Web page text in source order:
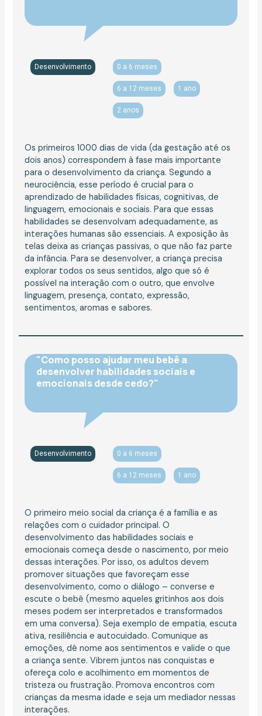
Desenvolvimento 0 a 6 meses
6 a 12 meses 1 ano
2 anos
Os primeiros 1000 dias de vida (da gestação até os
dois anos) correspondem à fase mais importante
para o desenvolvimento da criança. Segundo a
neurociência, esse período é crucial para o
aprendizado de habilidades físicas, cognitivas, de
linguagem, emocionais e sociais. Para que essas
habilidades se desenvolvam adequadamente, as
interações humanas são essenciais. A exposição às
telas deixa as crianças passivas, o que não faz parte
da infância. Para se desenvolver, a criança precisa
explorar todos os seus sentidos, algo que só é
possível na interação com o outro, que envolve
linguagem, presença, contato, expressão,
sentimentos, aromas e sabores.
"Como posso ajudar meu bebê a
desenvolver habilidades sociais e
emocionais desde cedo?"
Desenvolvimento 0 a 6 meses
6 a 12 meses 1 ano
O primeiro meio social da criança é a família e as
relações com o cuidador principal. O
desenvolvimento das habilidades sociais e
emocionais começa desde o nascimento, por meio
dessas interações. Por isso, os adultos devem
promover situações que favoreçam esse
desenvolvimento, como o diálogo – converse e
escute o bebê (mesmo aqueles gritinhos aos dois
meses podem ser interpretados e transformados
em uma conversa). Seja exemplo de empatia, escuta
ativa, resiliência e autocuidado. Comunique as
emoções, dê nome aos sentimentos e valide o que
a criança sente. Vibrem juntos nas conquistas e
ofereça colo e acolhimento em momentos de
tristeza ou frustração. Promova encontros com
crianças da mesma idade e seja um mediador nessas
interações.